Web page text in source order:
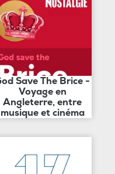
Save The Brice -
Voyage en
Angleterre, entre
musique et cinéma